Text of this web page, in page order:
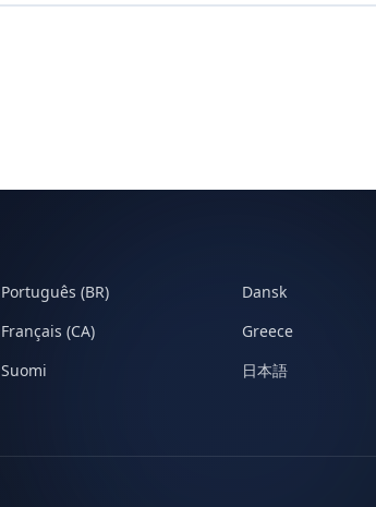
Português (BR) Dansk
Français (CA) Greece
Suomi 日本語